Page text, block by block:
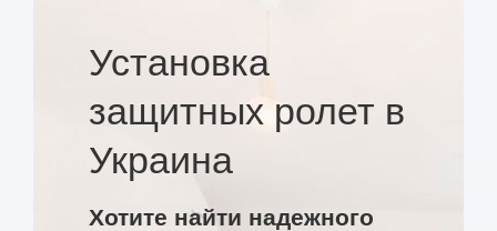
Установка
защитных ролет в
Украина
Хотите найти надежного